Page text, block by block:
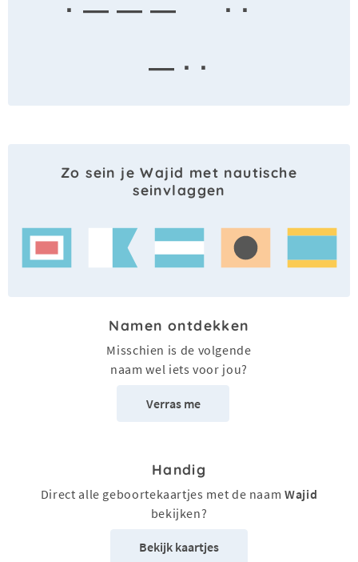
· — — —
· ·
— · ·
Zo sein je Wajid met nautische
seinvlaggen
Namen ontdekken
Misschien is de volgende
naam wel iets voor jou?
Verras me
Handig
Direct alle geboortekaartjes met de naamWajid
bekijken?
Bekijk kaartjes